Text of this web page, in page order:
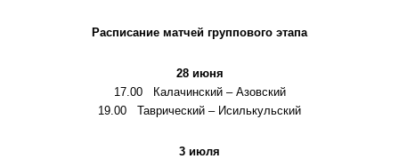
Расписание матчей группового этапа
28 июня
17.00 Калачинский – Азовский
19.00 Таврический – Исилькульский
3 июля